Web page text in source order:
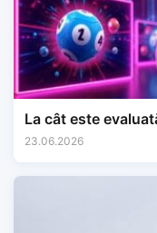
La cât este
23.06.2026